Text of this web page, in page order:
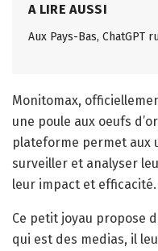
A LIRE AUSSI
Aux Pays-Bas, ChatGPT
Monitomax,
une poule aux oeufs
plateforme permet aux
surveiller et analyser
leur impact et efficacité.
Ce petit joyau propose
qui est des medias, il